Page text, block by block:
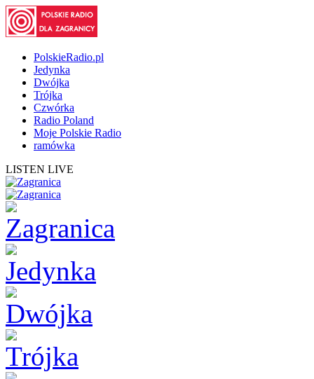
PolskieRadio.pl
Jedynka
Dwójka
Trójka
Czwórka
Radio Poland
Moje Polskie Radio
ramówka
LISTEN LIVE